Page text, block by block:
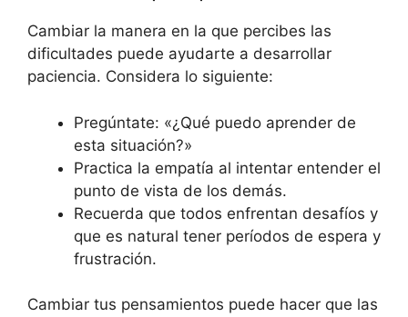
Cambiar la manera en la que percibes las
dificultades puede ayudarte a desarrollar
paciencia. Considera lo siguiente:
Pregúntate: «¿Qué puedo aprender de
esta situación?»
Practica la empatía al intentar entender el
punto de vista de los demás.
Recuerda que todos enfrentan desafíos y
que es natural tener períodos de espera y
frustración.
Cambiar tus pensamientos puede hacer que las